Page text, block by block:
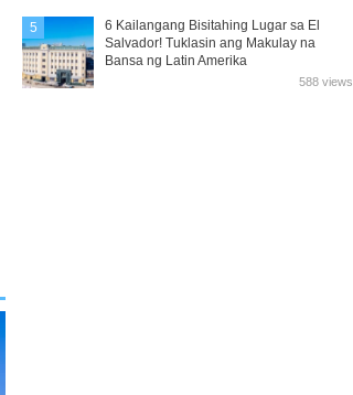
5
6 Kailangang Bisitahing Lugar sa El
Salvador! Tuklasin ang Makulay na
Bansa ng Latin Amerika
588 views